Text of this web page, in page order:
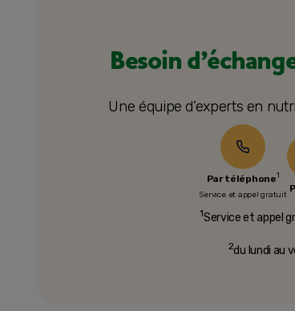
Besoin
Une équipe d’experts en
Par téléphone1
Service et appel gratuit
1Service et appel
2du lundi au